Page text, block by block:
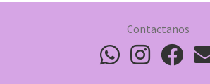
Contactanos